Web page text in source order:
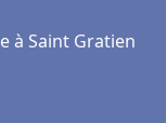
à Saint Gratien